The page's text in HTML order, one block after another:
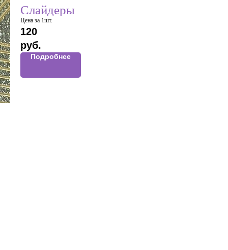
Слайдеры
Цена за 1шт.
120
руб.
Подробнее